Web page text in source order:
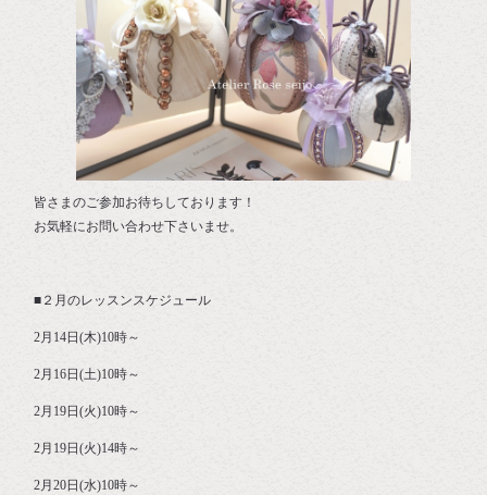
皆さまのご参加お待ちしております！
お気軽にお問い合わせ下さいませ。
■２月のレッスンスケジュール
2月14日(木)10時～
2月16日(土)10時～
2月19日(火)10時～
2月19日(火)14時～
2月20日(水)10時～